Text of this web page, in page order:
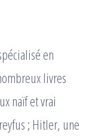
en
livres
naïf et vrai
; Hitler, une